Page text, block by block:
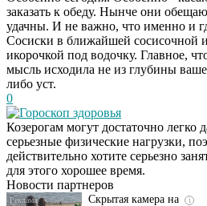
заказать к обеду. Нынче они
удачны. И не важно, что именно и
Сосиски в ближайшей сосисочной
икорочкой под водочку. Главное,
мысль исходила не из глубины
либо уст.
0
Гороскоп здоровья
Козерогам могут достаточно легко
серьезные физические нагрузки,
действительно хотите серьезно
для этого хорошее время.
Новости партнеров
Ролик длится
несколько секунд, а
смеяться вы будете
долго
i
Скрытая камера на